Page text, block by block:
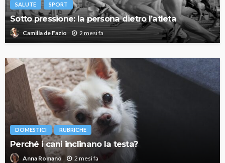
SALUTE SPORT
Sotto pressione: la persona dietro l’atleta
Camilla de Fazio 2 mesi fa
DOMESTICI RUBRICHE
Perché i cani inclinano la testa?
Anna Romano 2 mesi fa